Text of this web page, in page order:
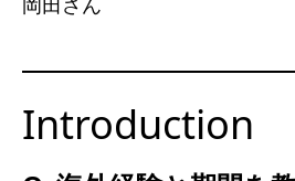
Introduction